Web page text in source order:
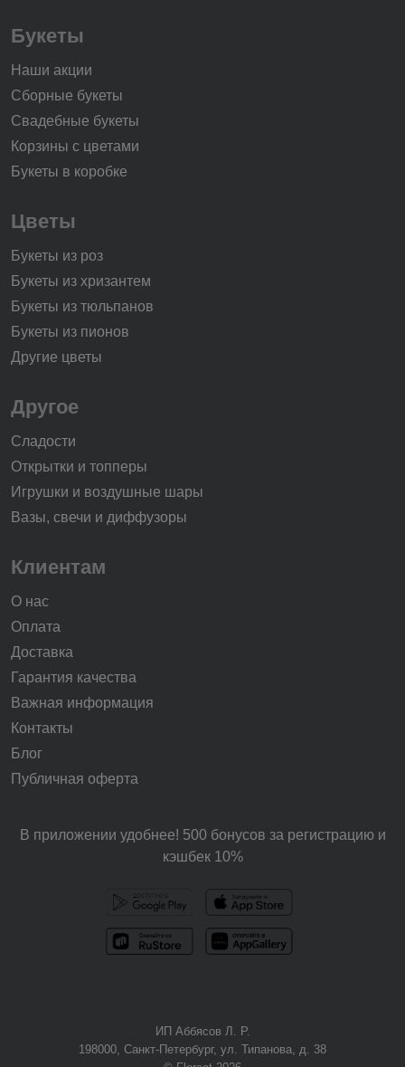
Букеты
Наши акции
Сборные букеты
Свадебные букеты
Корзины с цветами
Букеты в коробке
Цветы
Букеты из роз
Букеты из хризантем
Букеты из тюльпанов
Букеты из пионов
Другие цветы
Другое
Сладости
Открытки и топперы
Игрушки и воздушные шары
Вазы, свечи и диффузоры
Клиентам
О нас
Оплата
Доставка
Гарантия качества
Важная информация
Контакты
Блог
Публичная оферта
В приложении удобнее! 500 бонусов за регистрацию и
кэшбек 10%
ИП Аббясов Л. Р.
198000, Санкт-Петербург, ул. Типанова, д. 38